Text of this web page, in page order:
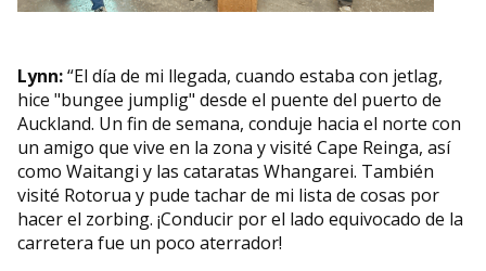
Lynn:“El día de mi llegada, cuando estaba con jetlag,
hice "bungee jumplig" desde el puente del puerto de
Auckland. Un fin de semana, conduje hacia el norte con
un amigo que vive en la zona y visité Cape Reinga, así
como Waitangi y las cataratas Whangarei. También
visité Rotorua y pude tachar de mi lista de cosas por
hacer el zorbing. ¡Conducir por el lado equivocado de la
carretera fue un poco aterrador!